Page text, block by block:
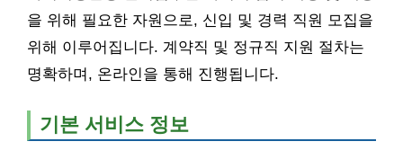
을 위해 필요한 자원으로, 신입 및 경력 직원 모집을
위해 이루어집니다. 계약직 및 정규직 지원 절차는
명확하며, 온라인을 통해 진행됩니다.
기본 서비스 정보